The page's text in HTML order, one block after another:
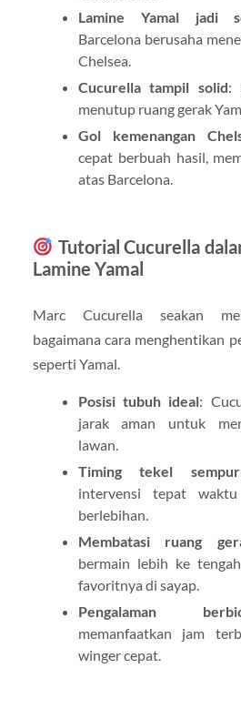
Lamine Yamal jadi
Barcelona berusaha
Chelsea.
Cucurella tampil solid:
menutup ruang gerak
Gol kemenangan
cepat berbuah hasil,
atas Barcelona.
Tutorial Cucurella
Lamine Yamal
Marc Cucurella seakan
bagaimana cara menghentikan
seperti Yamal.
Posisi tubuh ideal:
jarak aman untuk
lawan.
Timing tekel
intervensi tepat waktu
berlebihan.
Membatasi ruang
bermain lebih ke
favoritnya di sayap.
Pengalaman
memanfaatkan jam
winger cepat.